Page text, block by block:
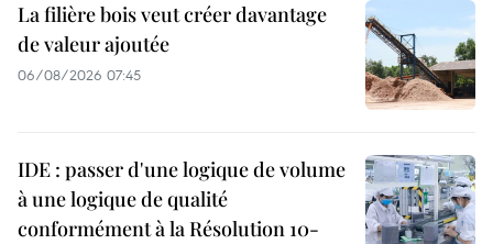
La filière bois veut créer davantage
de valeur ajoutée
06/08/2026 07:45
IDE : passer d'une logique de volume
à une logique de qualité
conformément à la Résolution 10-